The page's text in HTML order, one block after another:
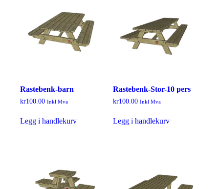
Rastebenk-barn
kr100.00 Inkl Mva
Legg i handlekurv
Rastebenk-Stor-10 pers
kr100.00 Inkl Mva
Legg i handlekurv